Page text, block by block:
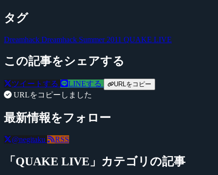
タグ
Dreamhack Dreamhack Summer 2011 QUAKE LIVE
この記事をシェアする
ツイートする LINEする URLをコピー
URLをコピーしました
最新情報をフォロー
@negitaku RSS
「QUAKE LIVE」カテゴリの記事